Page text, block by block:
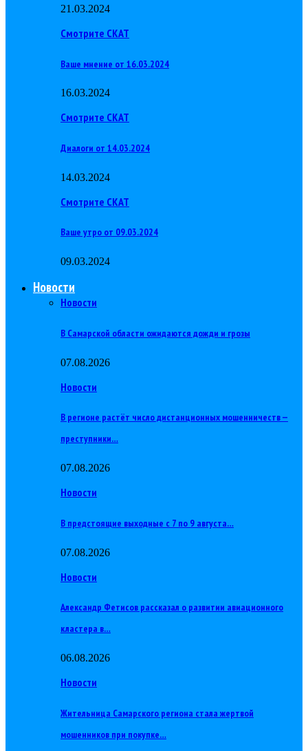
21.03.2024
Смотрите СКАТ
Ваше мнение от 16.03.2024
16.03.2024
Смотрите СКАТ
Диалоги от 14.03.2024
14.03.2024
Смотрите СКАТ
Ваше утро от 09.03.2024
09.03.2024
Новости
Новости
В Самарской области ожидаются дожди и грозы
07.08.2026
Новости
В регионе растёт число дистанционных мошенничеств —
преступники…
07.08.2026
Новости
В предстоящие выходные с 7 по 9 августа…
07.08.2026
Новости
Александр Фетисов рассказал о развитии авиационного
кластера в…
06.08.2026
Новости
Жительница Самарского региона стала жертвой
мошенников при покупке…